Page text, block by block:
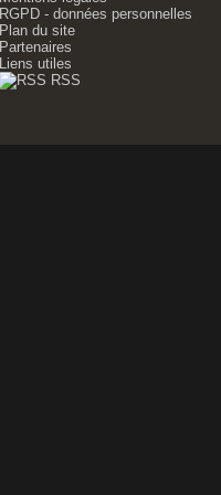
RGPD - données personnelles
Plan du site
Partenaires
Liens utiles
RSS